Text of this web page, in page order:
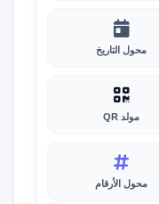
محول التاريخ
مولد QR
محول الأرقام